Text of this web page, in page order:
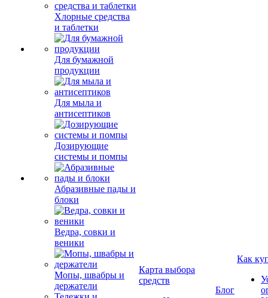
Хлорные средства
и таблетки
Для бумажной
продукции
Для мыла и
антисептиков
Дозирующие
системы и помпы
Абразивные пады и
блоки
Ведра, совки и
веники
Мопы, швабры и
держатели
Карта выбора
средств
Блог
Как